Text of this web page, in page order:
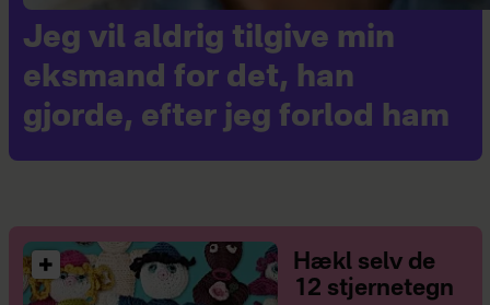
Jeg vil aldrig tilgive min
eksmand for det, han
gjorde, efter jeg forlod ham
Hækl selv de
12 stjernetegn